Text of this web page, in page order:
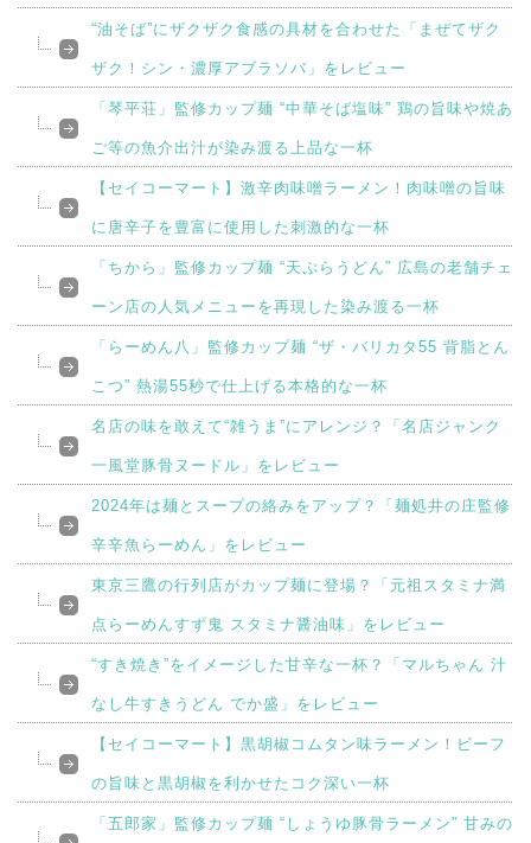
“油そば”にザクザク食感の具材を合わせた「まぜてザク
ザク！シン・濃厚アブラソバ」をレビュー
「琴平荘」監修カップ麺 “中華そば塩味” 鶏の旨味や焼あ
ご等の魚介出汁が染み渡る上品な一杯
【セイコーマート】激辛肉味噌ラーメン！肉味噌の旨味
に唐辛子を豊富に使用した刺激的な一杯
「ちから」監修カップ麺 “天ぷらうどん” 広島の老舗チェ
ーン店の人気メニューを再現した染み渡る一杯
「らーめん八」監修カップ麺 “ザ・バリカタ55 背脂とん
こつ” 熱湯55秒で仕上げる本格的な一杯
名店の味を敢えて“雑うま”にアレンジ？「名店ジャンク
一風堂豚骨ヌードル」をレビュー
2024年は麺とスープの絡みをアップ？「麺処井の庄監修
辛辛魚らーめん」をレビュー
東京三鷹の行列店がカップ麺に登場？「元祖スタミナ満
点らーめんすず鬼 スタミナ醤油味」をレビュー
“すき焼き”をイメージした甘辛な一杯？「マルちゃん 汁
なし牛すきうどん でか盛」をレビュー
【セイコーマート】黒胡椒コムタン味ラーメン！ビーフ
の旨味と黒胡椒を利かせたコク深い一杯
「五郎家」監修カップ麺 “しょうゆ豚骨ラーメン” 甘みの